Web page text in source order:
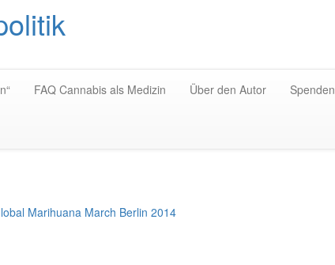
FAQ Cannabis als Medizin Über den Autor Spenden
Marihuana March Berlin 2014